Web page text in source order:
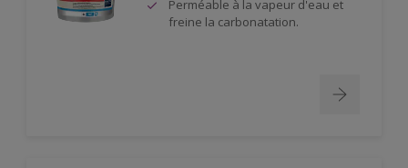
Perméable à la vapeur d'eau et
freine la carbonatation.